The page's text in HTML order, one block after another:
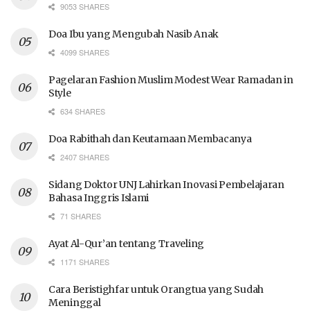
9053 SHARES
Doa Ibu yang Mengubah Nasib Anak
4099 SHARES
Pagelaran Fashion Muslim Modest Wear Ramadan in
Style
634 SHARES
Doa Rabithah dan Keutamaan Membacanya
2407 SHARES
Sidang Doktor UNJ Lahirkan Inovasi Pembelajaran
Bahasa Inggris Islami
71 SHARES
Ayat Al-Qur’an tentang Traveling
1171 SHARES
Cara Beristighfar untuk Orangtua yang Sudah
Meninggal